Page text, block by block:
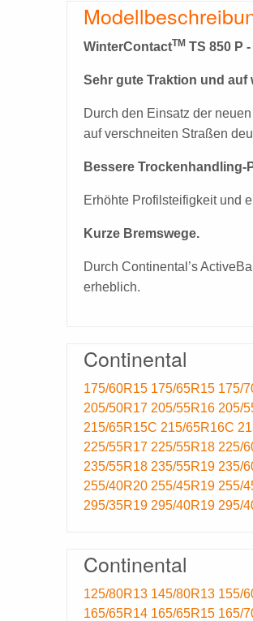
WinterContactTM TS 850 P -
Sehr gute Traktion und auf
Durch den Einsatz der
auf verschneiten Straßen
Bessere Trockenhandling-
Erhöhte Profilsteifigkeit und
Kurze Bremswege.
Durch Continental’s
erheblich.
Continental
175/60R15 175/65R15 175/
205/50R17 205/55R16 205/
215/65R15C 215/65R16C
225/55R17 225/55R18 225/
235/55R18 235/55R19 235/
255/40R20 255/45R19 255/
295/35R19 295/40R19 295/
Continental
125/80R13 145/80R13 155/
165/65R14 165/65R15 165/